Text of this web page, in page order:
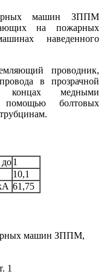
машин ЗППМ
на пожарных
наведенного
проводник,
в прозрачной
концах медными
помощью болтовых
1
10,1
61,75
машин ЗППМ,
1